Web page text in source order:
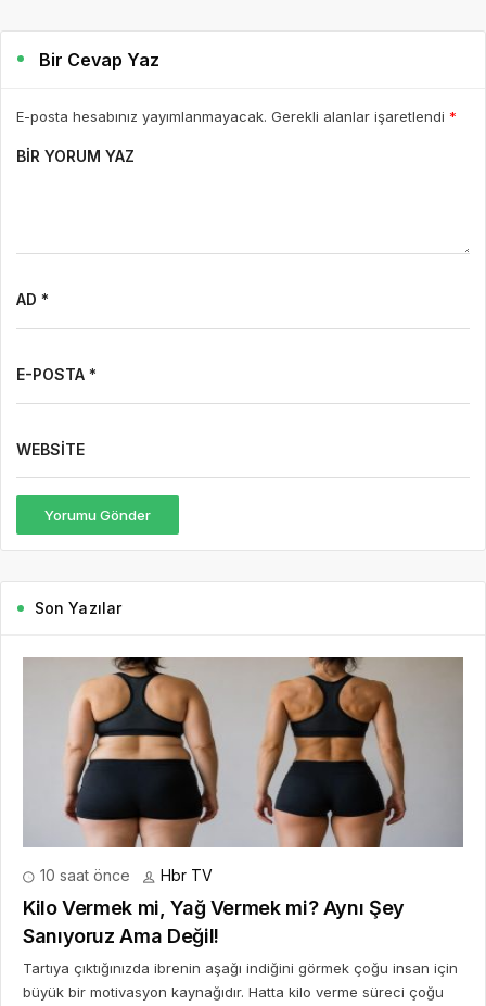
Bir Cevap Yaz
E-posta hesabınız yayımlanmayacak. Gerekli alanlar işaretlendi *
BIR YORUM YAZ
AD *
E-POSTA *
WEBSITE
Yorumu Gönder
Son Yazılar
10 saat önce Hbr TV
Kilo Vermek mi, Yağ Vermek mi? Aynı Şey
Sanıyoruz Ama Değil!
Tartıya çıktığınızda ibrenin aşağı indiğini görmek çoğu insan için
büyük bir motivasyon kaynağıdır. Hatta kilo verme süreci çoğu